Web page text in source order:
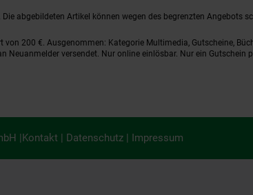
abgebildeten Artikel können wegen des begrenzten Angebots
200 €. Ausgenommen: Kategorie Multimedia, Gutscheine,
versendet. Nur online einlösbar. Nur ein Gutschein
|Kontakt | Datenschutz | Impressum